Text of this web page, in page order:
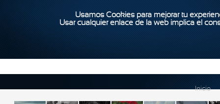
Usamos Cookies para mejorar tu
Usar cualquier enlace de la web implica el
Inicio